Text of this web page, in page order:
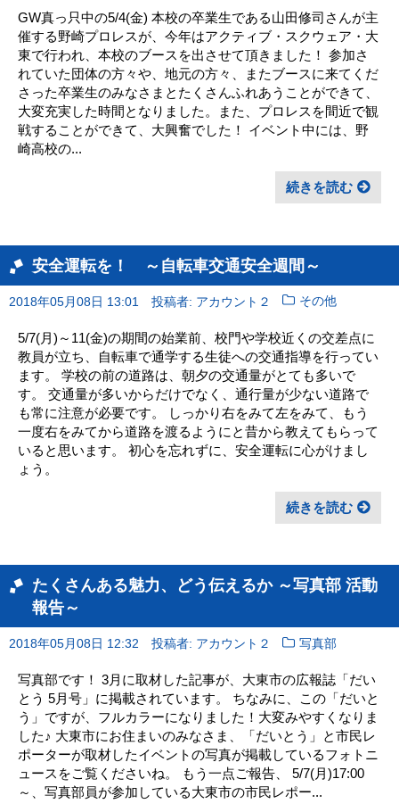
GW真っ只中の5/4(金) 本校の卒業生である山田修司さんが主
催する野崎プロレスが、今年はアクティブ・スクウェア・大
東で行われ、本校のブースを出させて頂きました！ 参加さ
れていた団体の方々や、地元の方々、またブースに来てくだ
さった卒業生のみなさまとたくさんふれあうことができて、
大変充実した時間となりました。また、プロレスを間近で観
戦することができて、大興奮でした！ イベント中には、野
崎高校の...
続きを読む
安全運転を！ ～自転車交通安全週間～
2018年05月08日 13:01 投稿者: アカウント２ その他
5/7(月)～11(金)の期間の始業前、校門や学校近くの交差点に
教員が立ち、自転車で通学する生徒への交通指導を行ってい
ます。 学校の前の道路は、朝夕の交通量がとても多いで
す。 交通量が多いからだけでなく、通行量が少ない道路で
も常に注意が必要です。 しっかり右をみて左をみて、もう
一度右をみてから道路を渡るようにと昔から教えてもらって
いると思います。 初心を忘れずに、安全運転に心がけまし
ょう。
続きを読む
たくさんある魅力、どう伝えるか ～写真部 活動
報告～
2018年05月08日 12:32 投稿者: アカウント２ 写真部
写真部です！ 3月に取材した記事が、大東市の広報誌「だい
とう 5月号」に掲載されています。 ちなみに、この「だいと
う」ですが、フルカラーになりました！大変みやすくなりま
した♪ 大東市にお住まいのみなさま、「だいとう」と市民レ
ポーターが取材したイベントの写真が掲載しているフォトニ
ュースをご覧くださいね。 もう一点ご報告、 5/7(月)17:00
～、写真部員が参加している大東市の市民レポー...